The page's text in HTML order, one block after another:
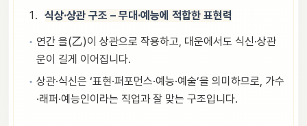
식상·상관 구조 – 무대·예능에 적합한 표현력
연간 을(乙)이 상관으로 작용하고, 대운에서도 식신·상관
운이 길게 이어집니다.
상관·식신은 ‘표현·퍼포먼스·예능·예술’을 의미하므로, 가수
·래퍼·예능인이라는 직업과 잘 맞는 구조입니다.